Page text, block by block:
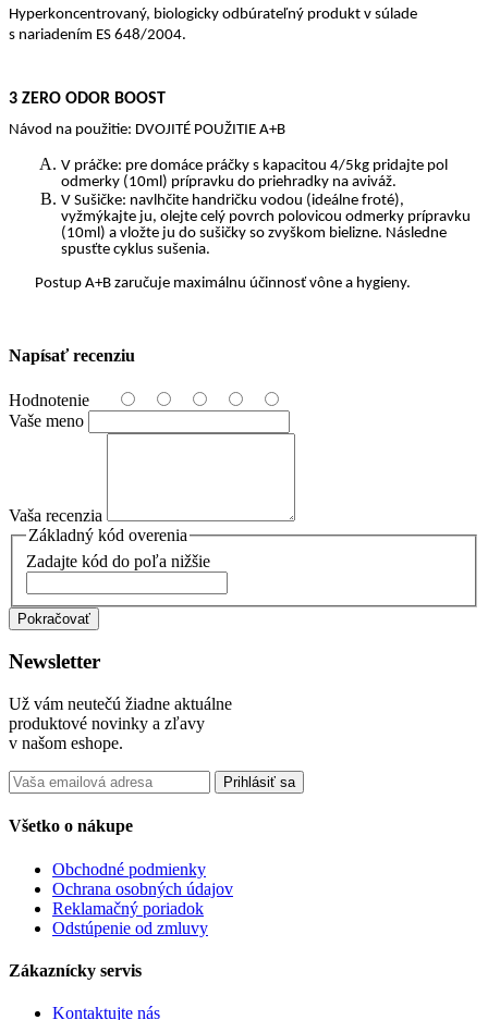
Hyperkoncentrovaný, biologicky odbúrateľný produkt v súlade
s nariadením ES 648/2004.
3 ZERO ODOR BOOST
Návod na použitie: DVOJITÉ POUŽITIE A+B
V práčke: pre domáce práčky s kapacitou 4/5kg pridajte pol
odmerky (10ml) prípravku do priehradky na aviváž.
V Sušičke: navlhčite handričku vodou (ideálne froté),
vyžmýkajte ju, olejte celý povrch polovicou odmerky prípravku
(10ml) a vložte ju do sušičky so zvyškom bielizne. Následne
spusťte cyklus sušenia.
Postup A+B zaručuje maximálnu účinnosť vône a hygieny.
Napísať recenziu
Hodnotenie
Vaše meno
Vaša recenzia
Základný kód overenia
Zadajte kód do poľa nižšie
Pokračovať
Newsletter
Už vám neutečú žiadne aktuálne
produktové novinky a zľavy
v našom eshope.
Prihlásiť sa
Všetko o nákupe
Obchodné podmienky
Ochrana osobných údajov
Reklamačný poriadok
Odstúpenie od zmluvy
Zákaznícky servis
Kontaktujte nás